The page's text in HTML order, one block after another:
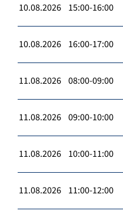
10.08.2026 15:00-16:00
10.08.2026 16:00-17:00
11.08.2026 08:00-09:00
11.08.2026 09:00-10:00
11.08.2026 10:00-11:00
11.08.2026 11:00-12:00